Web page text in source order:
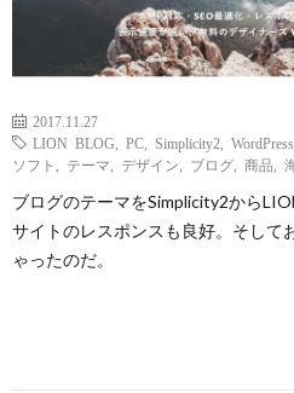
2017.11.27
LION BLOG
PC Simplicity2 WordPress
ソフト
テーマ デザイン ブログ 商品
ブログのテーマをSimplicity2から
サイトのレスポンスも良好。そして
ゃったのだ。